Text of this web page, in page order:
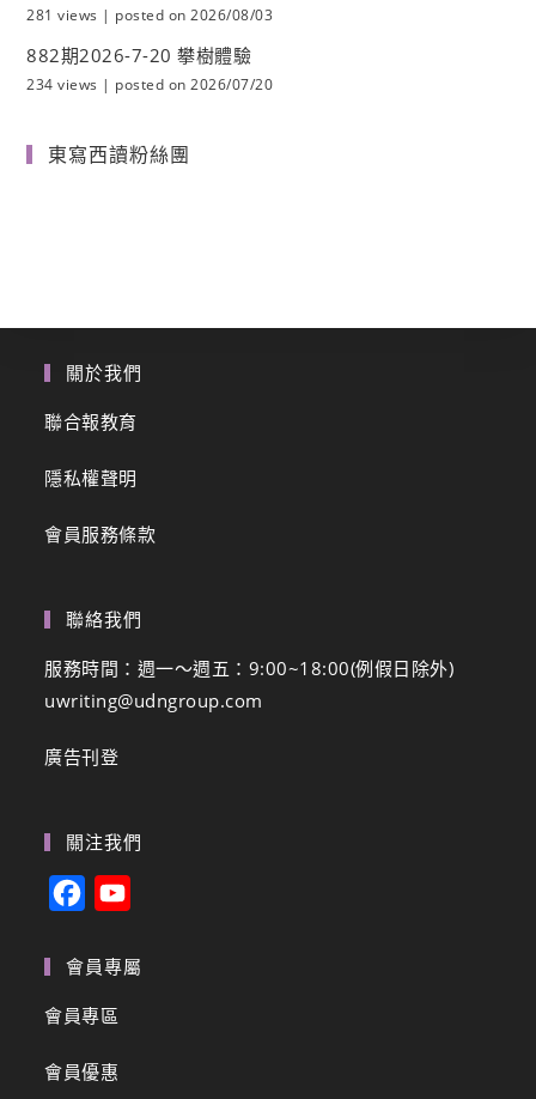
281 views | posted on 2026/08/03
882期2026-7-20 攀樹體驗
234 views | posted on 2026/07/20
東寫西讀粉絲團
關於我們
聯合報教育
隱私權聲明
會員服務條款
聯絡我們
服務時間：週一～週五：9:00~18:00(例假日除外)
uwriting@udngroup.com
廣告刊登
關注我們
c
e
o
u
會員專屬
會員專區
會員優惠